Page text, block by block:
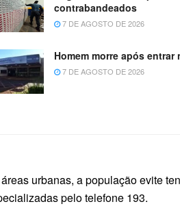
contrabandeados
7 DE AGOSTO DE 2026
Homem morre após
7 DE AGOSTO DE 2026
urbanas, a população evite
pelo telefone 193.